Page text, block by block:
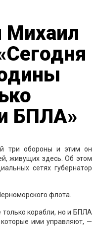
Михаил
БПЛА»
три обороны и этим он
живущих здесь. Об этом
сетях губернатор
флота.
корабли, но и БПЛА
ими управляют, —